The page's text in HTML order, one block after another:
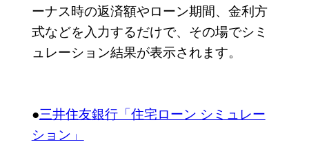
ーナス時の返済額やローン期間、金利方
式などを入力するだけで、その場でシミ
ュレーション結果が表示されます。
●三井住友銀行「住宅ローン シミュレー
ション」